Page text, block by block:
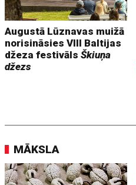
Augustā Lūznavas muižā
norisināsies VIII Baltijas
džeza festivālsŠkiuņa
džezs
MĀKSLA